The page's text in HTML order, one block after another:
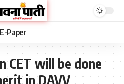
E-Paper
CET will be done
in DAVV